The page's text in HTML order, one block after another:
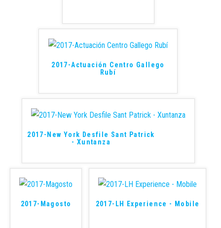
2017-Actuación Centro Gallego
Rubí
2017-New York Desfile Sant Patrick
- Xuntanza
2017-Magosto 2017-LH Experience - Mobile